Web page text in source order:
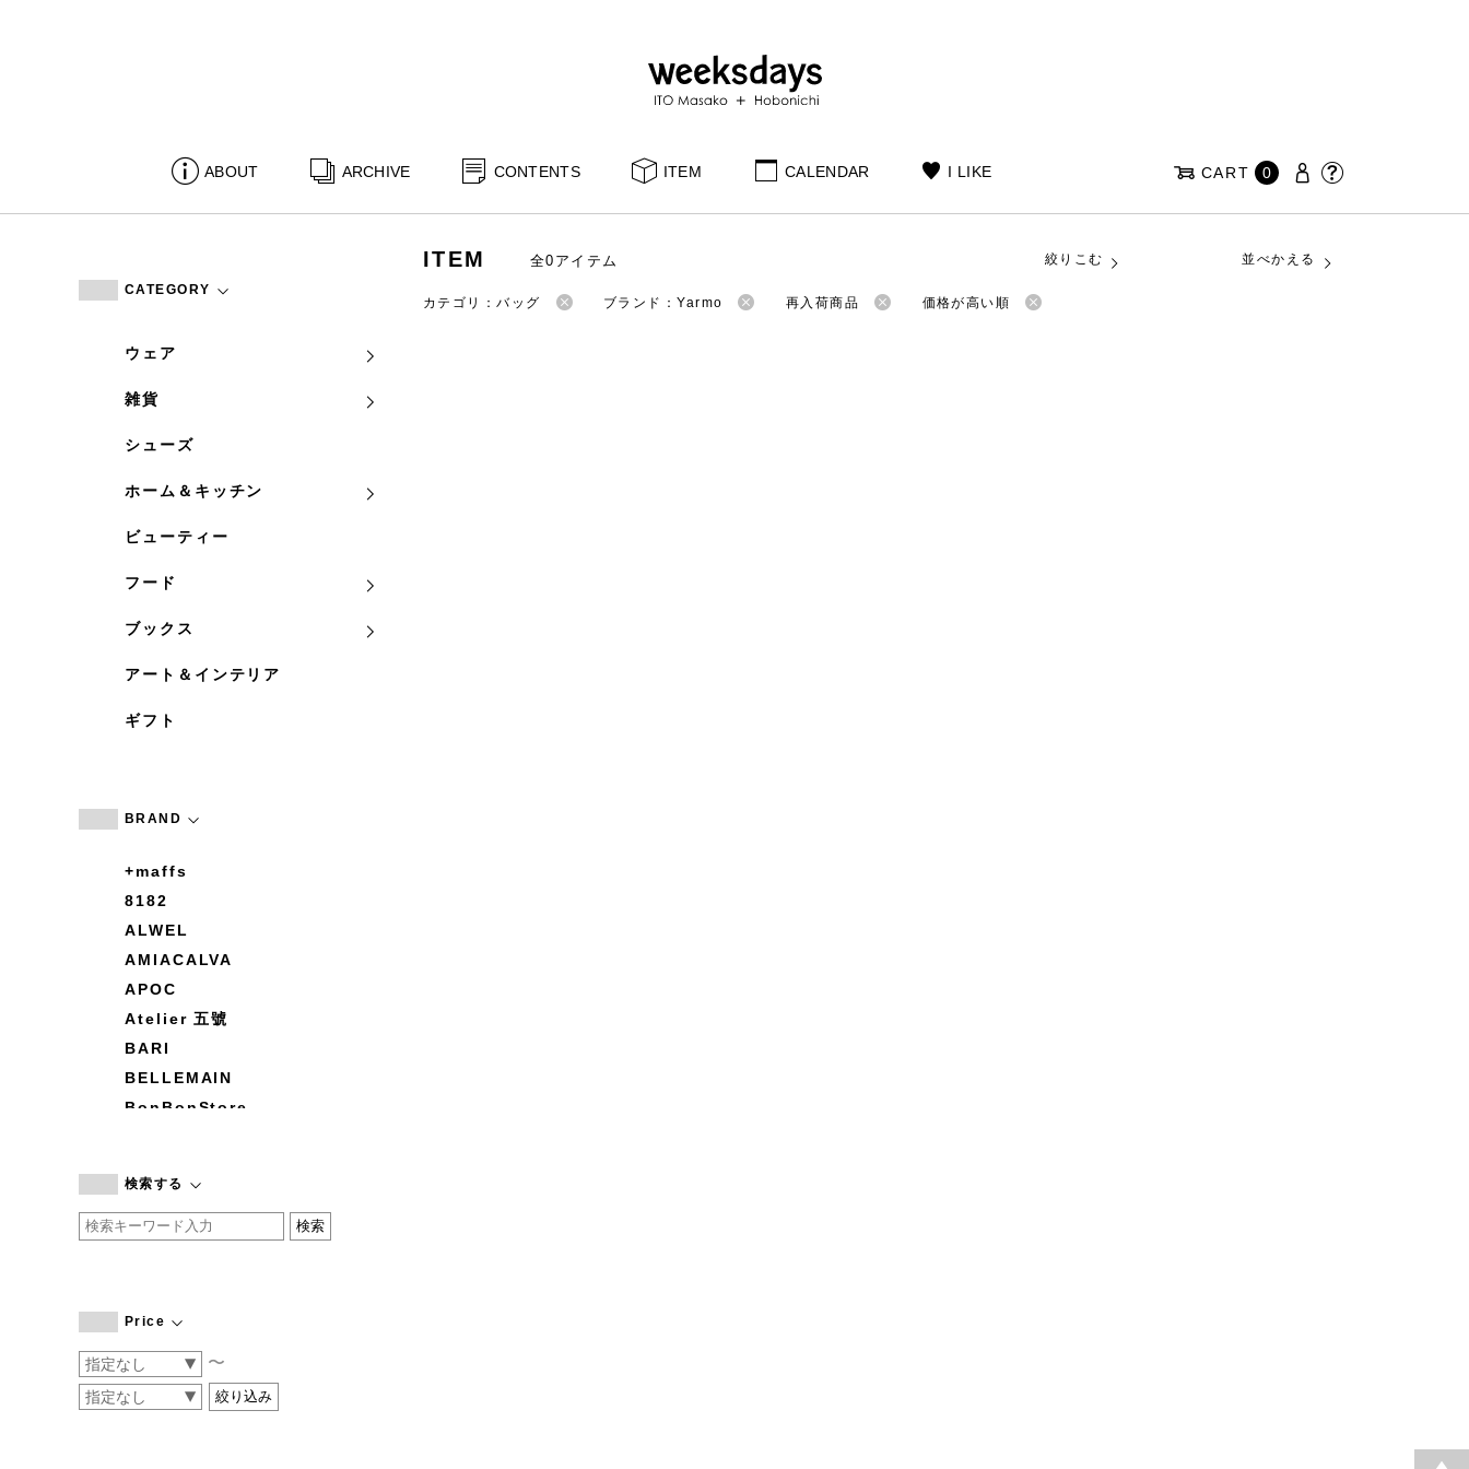
ABOUT ARCHIVE CONTENTS ITEM CALENDAR I LIKE CART 0
CATEGORY
ウェア
雑貨
シューズ
ホーム＆キッチン
ビューティー
フード
ブックス
アート＆インテリア
ギフト
BRAND
+maffs
8182
ALWEL
AMIACALVA
APOC
Atelier 五號
BARI
BELLEMAIN
BonBonStore
by basics
CATWORTH
COGTHEBIGSMOKE
CONVERSE
DEAN & DELUCA
検索する
Price
〜
ITEM 全0アイテム 絞りこむ 並べかえる
カテゴリ：バッグ ブランド：Yarmo 再入荷商品 価格が高い順